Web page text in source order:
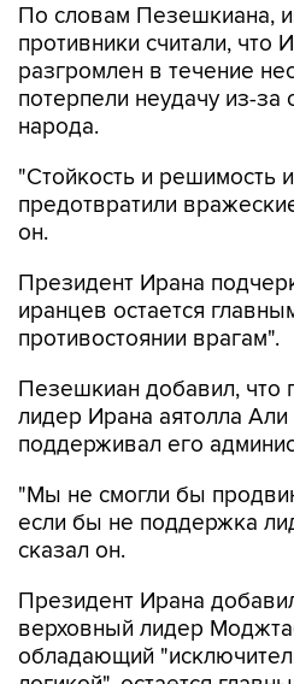
По словам Пезешкиана,
противники считали, что
разгромлен в течение
потерпели неудачу из-за
народа.
"Стойкость и решимость
предотвратили
он.
Президент Ирана
иранцев остается
противостоянии врагам".
Пезешкиан добавил, что
лидер Ирана аятолла
поддерживал его
"Мы не смогли бы
если бы не поддержка
сказал он.
Президент Ирана
верховный лидер
обладающий